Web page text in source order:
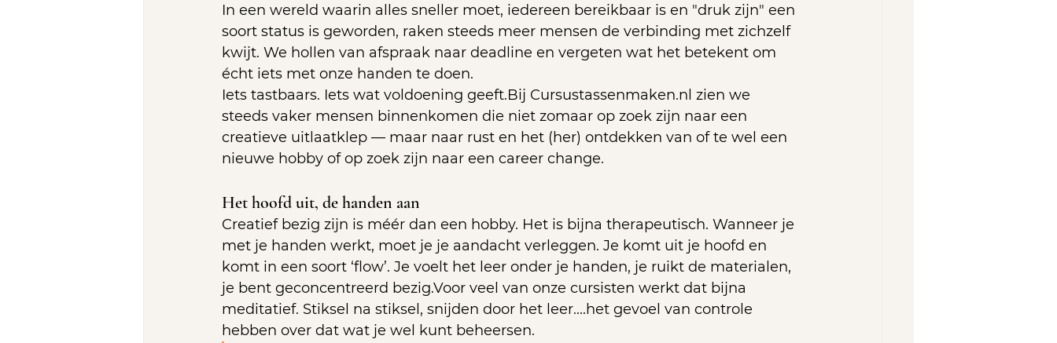
In een wereld waarin alles sneller moet, iedereen bereikbaar is en "druk zijn" een
soort status is geworden, raken steeds meer mensen de verbinding met zichzelf
kwijt. We hollen van afspraak naar deadline en vergeten wat het betekent om
écht iets met onze handen te doen.
Iets tastbaars. Iets wat voldoening geeft.Bij Cursustassenmaken.nl zien we
steeds vaker mensen binnenkomen die niet zomaar op zoek zijn naar een
creatieve uitlaatklep — maar naar rust en het (her) ontdekken van of te wel een
nieuwe hobby of op zoek zijn naar een career change.
Het hoofd uit, de handen aan
Creatief bezig zijn is méér dan een hobby. Het is bijna therapeutisch. Wanneer je
met je handen werkt, moet je je aandacht verleggen. Je komt uit je hoofd en
komt in een soort ‘flow’. Je voelt het leer onder je handen, je ruikt de materialen,
je bent geconcentreerd bezig.Voor veel van onze cursisten werkt dat bijna
meditatief. Stiksel na stiksel, snijden door het leer....het gevoel van controle
hebben over dat wat je wel kunt beheersen.